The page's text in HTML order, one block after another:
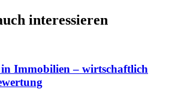
interessieren
Immobilien – wirtschaftlich